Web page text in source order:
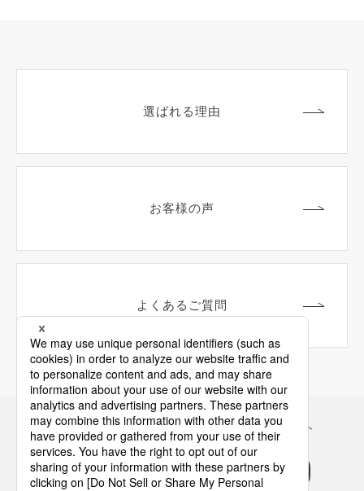
選ばれる理由
お客様の声
よくあるご質問
Panasonicの住まい・くらし SNSアカウント